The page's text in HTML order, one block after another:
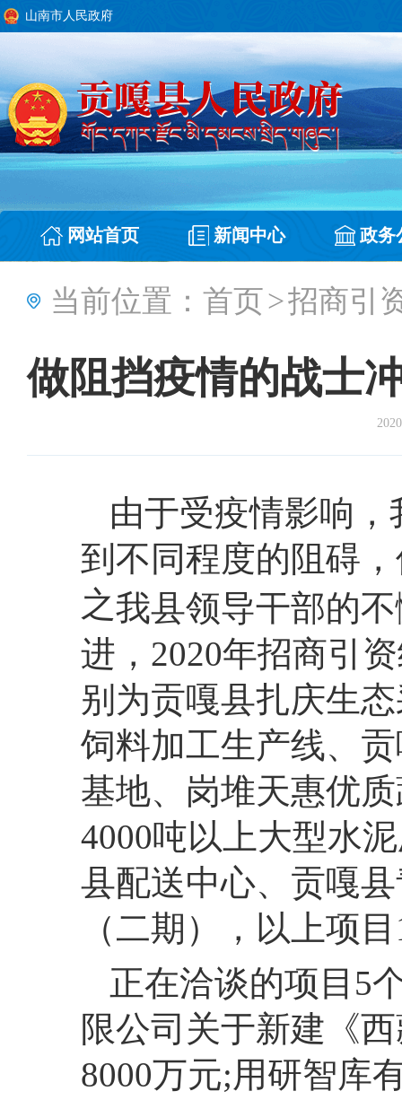
山南市人民政府
网站首页 新闻中心 政务
当前位置： 首页>招商引
做阻挡疫情的战士
由于受疫情影响
到不同程度的阻碍
之我县领导干部的
进，2020年招商引
别为贡嘎县扎庆生
饲料加工生产线、
基地、岗堆天惠优
4000吨以上大型水
县配送中心、贡嘎
（二期），以上项
正在洽谈的项目5
限公司关于新建《
8000万元;用研智库